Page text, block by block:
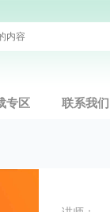
专区 联系我们